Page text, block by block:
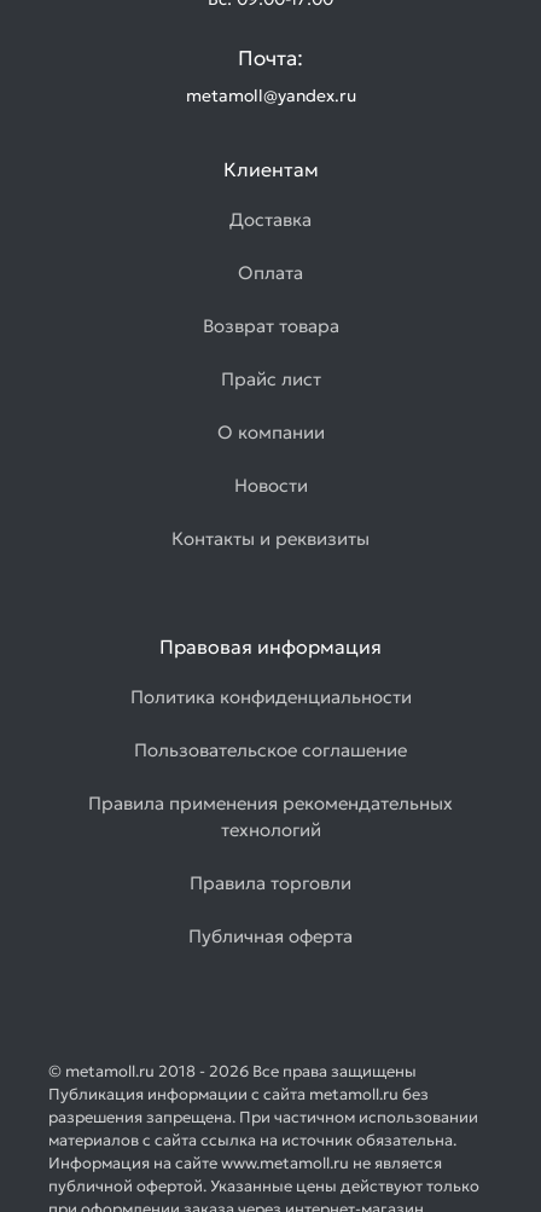
Почта:
metamoll@yandex.ru
Клиентам
Доставка
Оплата
Возврат товара
Прайс лист
О компании
Новости
Контакты и реквизиты
Правовая информация
Политика конфиденциальности
Пользовательское соглашение
Правила применения рекомендательных
технологий
Правила торговли
Публичная оферта
© metamoll.ru 2018 - 2026 Все права защищены
Публикация информации с сайта metamoll.ru без
разрешения запрещена. При частичном использовании
материалов с сайта ссылка на источник обязательна.
Информация на сайте www.metamoll.ru не является
публичной офертой. Указанные цены действуют только